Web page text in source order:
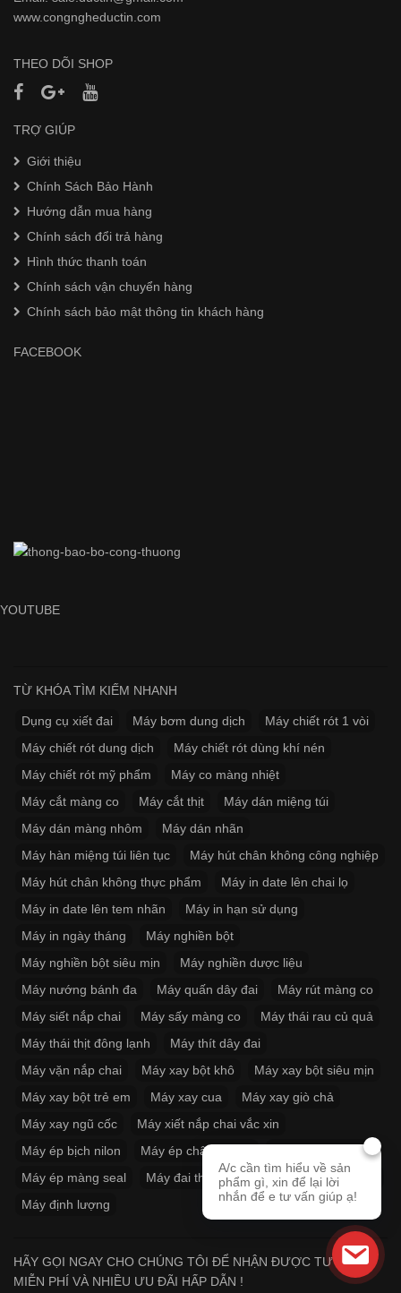
www.congngheductin.com
THEO DÕI SHOP
TRỢ GIÚP
Giới thiệu
Chính Sách Bảo Hành
Hướng dẫn mua hàng
Chính sách đổi trả hàng
Hình thức thanh toán
Chính sách vận chuyển hàng
Chính sách bảo mật thông tin khách hàng
FACEBOOK
YOUTUBE
TỪ KHÓA TÌM KIẾM NHANH
Dụng cụ xiết đai Máy bơm dung dịch
Máy chiết rót 1 vòi
Máy chiết rót dung dịch
Máy chiết rót dùng khí nén
Máy chiết rót mỹ phẩm
Máy co màng nhiệt
Máy cắt màng co
Máy cắt thịt
Máy dán miệng túi
Máy dán màng nhôm
Máy dán nhãn
Máy hàn miệng túi liên tục
Máy hút chân không công nghiệp
Máy hút chân không thực phẩm
Máy in date lên chai lọ
Máy in date lên tem nhãn
Máy in hạn sử dụng
Máy in ngày tháng
Máy nghiền bột
Máy nghiền bột siêu mịn
Máy nghiền dược liệu
Máy nướng bánh đa
Máy quấn dây đai
Máy rút màng co
Máy siết nắp chai
Máy sấy màng co
Máy thái rau củ quả
Máy thái thịt đông lạnh
Máy thít dây đai
Máy vặn nắp chai
Máy xay bột khô
Máy xay bột siêu mịn
Máy xay bột trẻ em
Máy xay cua
Máy xay giò chả
Máy xay ngũ cốc
Máy xiết nắp chai vắc xin
Máy ép bịch nilon
Máy ép chân không
Máy ép miệng túi
Máy ép màng seal
Máy đai thùng
Máy đóng thùng carton
Máy định lượng
HÃY GỌI NGAY CHO CHÚNG TÔI ĐỂ NHẬN ĐƯỢC TƯ VẤN
MIỄN PHÍ VÀ NHIỀU ƯU ĐÃI HẤP DẪN !
A/c cần tìm hiểu về sản
phẩm gì, xin để lại lời
nhắn để e tư vấn giúp ạ!